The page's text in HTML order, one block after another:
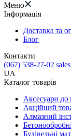
Меню
Iнформація
Доставка та
Блог
Контакти
(067) 538-27-02
UA
Каталог товарів
Аксесуари до
Акційний
Алмазний
Будівельні